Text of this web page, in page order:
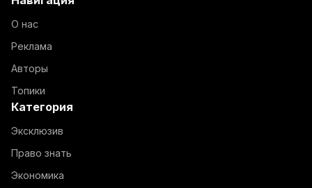
О нас
Реклама
Авторы
Топики
Категория
Эксклюзив
Право знать
Экономика